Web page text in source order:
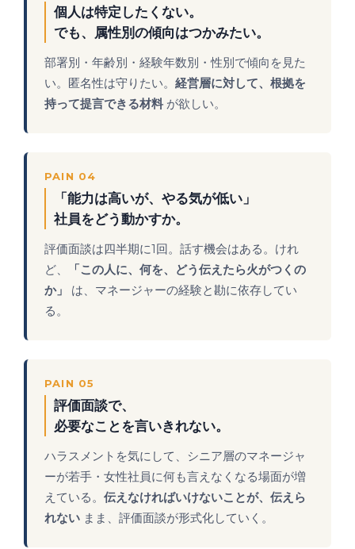
個人は特定したくない。
でも、属性別の傾向はつかみたい。
部署別・年齢別・経験年数別・性別で傾向を見た
い。匿名性は守りたい。 経営層に対して、根拠を
持って提言できる材料 が欲しい。
PAIN 04
「能力は高いが、やる気が低い」
社員をどう動かすか。
評価面談は四半期に1回。話す機会はある。けれ
ど、
「この人に、何を、どう伝えたら火がつくの
か」
は、マネージャーの経験と勘に依存してい
る。
PAIN 05
評価面談で、
必要なことを言いきれない。
ハラスメントを気にして、シニア層のマネージャ
ーが若手・女性社員に何も言えなくなる場面が増
えている。 伝えなければいけないことが、伝えら
れない まま、評価面談が形式化していく。